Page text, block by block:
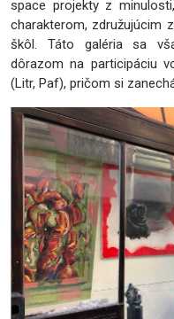
space projekty z
charakterom, združujúcim
škôl. Táto galéria sa
dôrazom na participáciu
(Litr, Paf), pričom si